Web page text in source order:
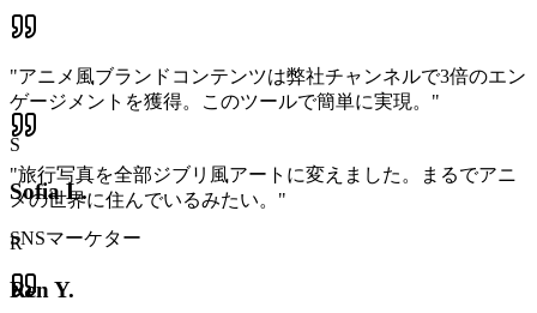
"アニメ風ブランドコンテンツは弊社チャンネルで3倍のエン
ゲージメントを獲得。このツールで簡単に実現。 "
S
Sofia L.
SNSマーケター
"旅行写真を全部ジブリ風アートに変えました。まるでアニ
メの世界に住んでいるみたい。 "
R
Ren Y.